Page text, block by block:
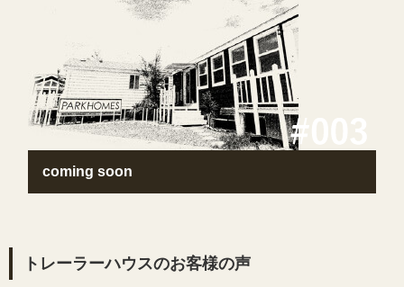
coming soon
トレーラーハウスのお客様の声